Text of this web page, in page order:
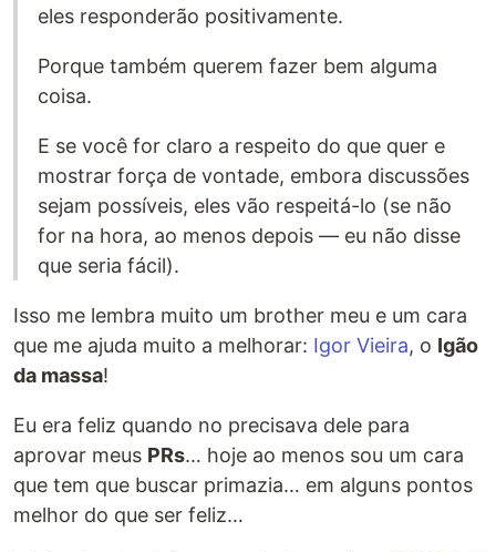
eles responderão positivamente.
Porque também querem fazer bem alguma
coisa.
E se você for claro a respeito do que quer e
mostrar força de vontade, embora discussões
sejam possíveis, eles vão respeitá-lo (se não
for na hora, ao menos depois — eu não disse
que seria fácil).
Isso me lembra muito um brother meu e um cara
que me ajuda muito a melhorar: Igor Vieira, o Igão
da massa!
Eu era feliz quando no precisava dele para
aprovar meus PRs… hoje ao menos sou um cara
que tem que buscar primazia… em alguns pontos
melhor do que ser feliz…